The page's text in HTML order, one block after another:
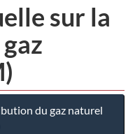
sur la
du gaz naturel